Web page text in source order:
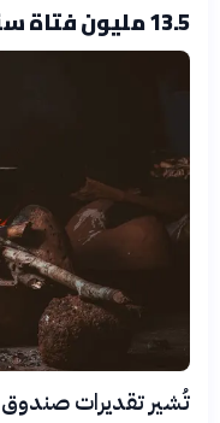
13.5 مليون فتاة سنوياً يتزوجن قبل 18 عاماً
تُشير تقديرات صندوق